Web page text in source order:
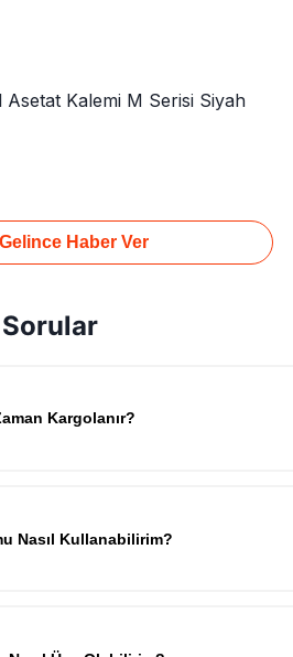
Asetat Kalemi M Serisi Siyah
Haber Ver
Sorular
Kargolanır?
Nasıl Kullanabilirim?